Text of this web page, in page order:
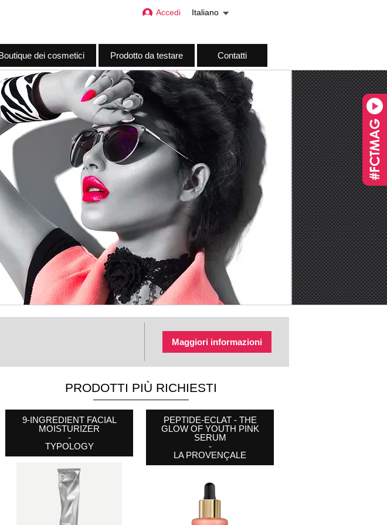
dei cosmetici Prodotto da testare Contatti
Accedi Italiano
Maggiori informazioni
PACK OF 160 MINI BLACK
ELASTIC BANDS
NEW AND BOSS
COTTON MAKEUP
REMOVER PADS
BYPHASSE
PRODOTTI PIÙ RICHIESTI
9-INGREDIENT FACIAL
MOISTURIZER
-
TYPOLOGY
PEPTIDE-ECLAT - THE
GLOW OF YOUTH PINK
SERUM
-
LA PROVENÇALE